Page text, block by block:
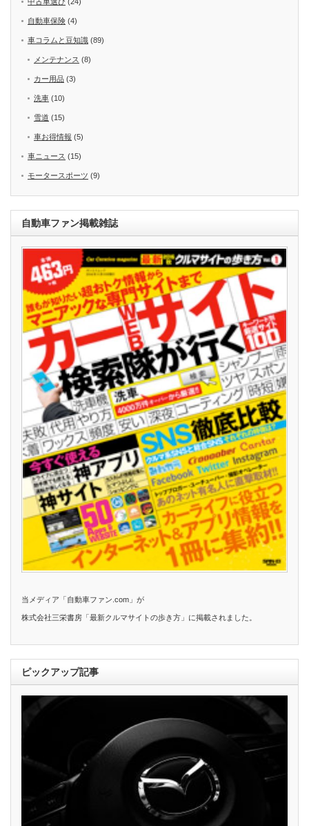
自動車保険 (4)
車コラムと豆知識 (89)
メンテナンス (8)
カー用品 (3)
洗車 (10)
雪道 (15)
車お得情報 (5)
車ニュース (15)
モータースポーツ (9)
自動車ファン掲載雑誌
当メディア「自動車ファン.com」が
株式会社三栄書房「最新クルマサイトの歩き方」に掲載されました。
ピックアップ記事